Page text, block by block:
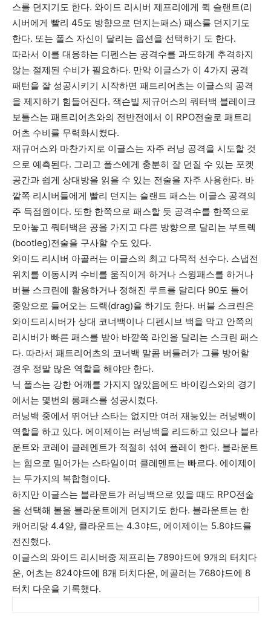
스를 던지기도 한다. 와이드 리시버 제프리에게 퀵 슬랜트(리
시버에게 빨리 45도 방향으로 던지는패스) 패스를 던지기도
한다. 또는 폴스 자신이 달리는 옵션을 선택하기 도 한다.
따라서 이를 대응하는 디펜스는 공격수를 과도하게 추격하지
않는 절제된 수비가 필요하다. 만약 이글스가 이 4가지 공격
패턴을 잘 성공시키기 시작하면 패트리어츠는 이글스의 공격
을 제지하기 힘들어진다. 잭슨빌 제규어스의 쿼터백 블레이크
보틀스는 패트리어츠와의 전반전에서 이 RPO전술로 패트리
어츠 수비를 무력화시켰다.
재규어스와 마찬가지로 이글스는 자주 러닝 공격을 시도할 것
으로 예측된다. 그리고 폴스에게 충분히 잘 던질 수 있는 포켓
공간과 쉽게 상대방을 읽을 수 있는 전술을 자주 사용한다. 바
깥쪽 리시버들에게 빨리 던지는 슬랜트 패스는 이글스 공격의
주 득점원이다. 또한 한쪽으로 패스할 듯 공격수를 한쪽으로
모아놓고 쿼터백은 공을 가지고 다른 방향으로 달리는 부트렉
(bootleg)전술을 구사할 수도 있다.
와이드 리시버 아골러는 이글스의 최고 다목적 선수다. 스냅전
위치를 이동시켜 수비를 움직이게 하거나 스윙패스를 하거나
버블 스크린에 활용하거나 정해진 루트를 달리다 90도 틀어
중앙으로 들어오는 드랙(drag)을 하기도 한다. 버블 스크린은
와이드리시버가 상대 코너백이나 디펜시브 백을 막고 안쪽의
리시버가 빠른 패스를 받아 바깥쪽 라인을 달리는 스크린 패스
다. 따라서 패트리어츠의 코너백 말콤 버틀러가 그를 방어할
경우 정말 많은 역할을 해야만 한다.
닉 폴스는 강한 어깨를 가지지 않았음에도 바이킹스와의 경기
에서는 몇번의 롱패스를 성공시켰다.
러닝백 중에서 뛰어난 스타는 없지만 여러 재능있는 러닝백이
역할을 하고 있다. 에이제이는 러닝백을 리드하고 있으나 블라
운트와 코레이 클레멘트가 적절히 섞여 플레이 한다. 블라운트
는 힘으로 밀어가는 스타일이며 클레멘트는 빠르다. 에이제이
는 두가지의 복합형이다.
하지만 이글스는 블라운트가 러닝백으로 있을 때도 RPO전술
을 선택해 볼을 블라운트에게 던지기도 한다. 블라운트는 한
캐어리당 4.4얃, 클라운트는 4.3야드, 에이제이는 5.8야드를
전진했다.
이글스의 와이드 리시버중 제프리는 789야드에 9개의 터치다
운, 어츠는 824야드에 8개 터치다운, 에골러는 768야드에 8
터치 다운을 기록했다.